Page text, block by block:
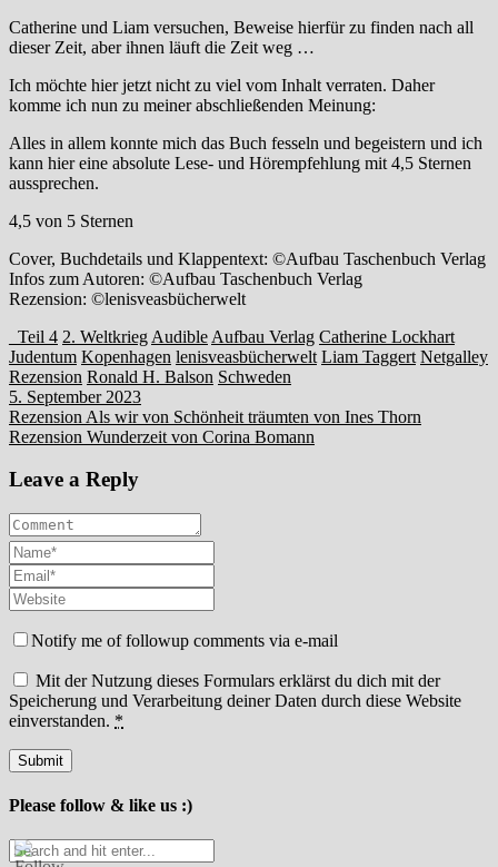
Catherine und Liam versuchen, Beweise hierfür zu finden nach all
dieser Zeit, aber ihnen läuft die Zeit weg …
Ich möchte hier jetzt nicht zu viel vom Inhalt verraten. Daher
komme ich nun zu meiner abschließenden Meinung:
Alles in allem konnte mich das Buch fesseln und begeistern und ich
kann hier eine absolute Lese- und Hörempfehlung mit 4,5 Sternen
aussprechen.
4,5 von 5 Sternen
Cover, Buchdetails und Klappentext: ©Aufbau Taschenbuch Verlag
Infos zum Autoren: ©Aufbau Taschenbuch Verlag
Rezension: ©lenisveasbücherwelt
_Teil 4 2. Weltkrieg Audible Aufbau Verlag Catherine Lockhart
Judentum Kopenhagen lenisveasbücherwelt Liam Taggert Netgalley
Rezension Ronald H. Balson Schweden
5. September 2023
Beitragsnavigation
Rezension Als wir von Schönheit träumten von Ines Thorn
Rezension Wunderzeit von Corina Bomann
Leave a Reply
Notify me of followup comments via e-mail
Mit der Nutzung dieses Formulars erklärst du dich mit der
Speicherung und Verarbeitung deiner Daten durch diese Website
einverstanden. *
Please follow & like us :)